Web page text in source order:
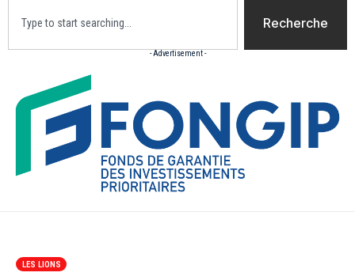
Recherche
- Advertisement -
LES LIONS